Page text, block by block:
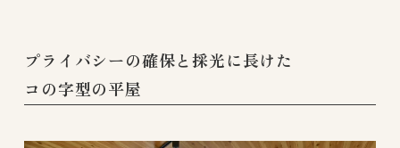
プライバシーの確保と採光に長けた
コの字型の平屋